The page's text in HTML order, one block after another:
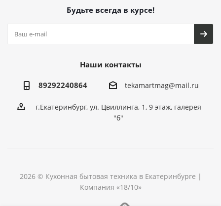
Будьте всегда в курсе!
Наши контакты
89292240864 tekamartmag@mail.ru
г.Екатеринбург, ул. Цвиллинга, 1, 9 этаж, галерея
"б"
2026 © Кухонная бытовая техника в Екатеринбурге |
Компания «18/10»